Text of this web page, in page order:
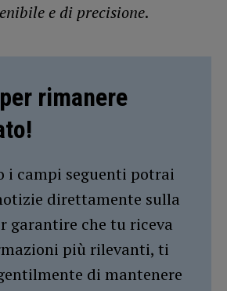
e di precisione.
rimanere
i campi seguenti potrai
direttamente sulla
garantire che tu riceva
più rilevanti, ti
di mantenere